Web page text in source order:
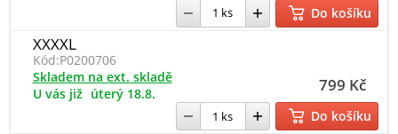
Do košíku
XXXXL
Kód:P0200706
799 Kč
Skladem na ext. skladě
U vás již úterý 18.8.
Do košíku